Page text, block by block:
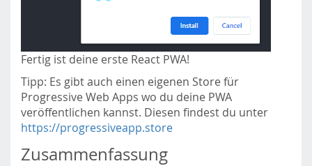
Fertig ist deine erste React PWA!
Tipp: Es gibt auch einen eigenen Store für
Progressive Web Apps wo du deine PWA
veröffentlichen kannst. Diesen findest du unter
https://progressiveapp.store
Zusammenfassung